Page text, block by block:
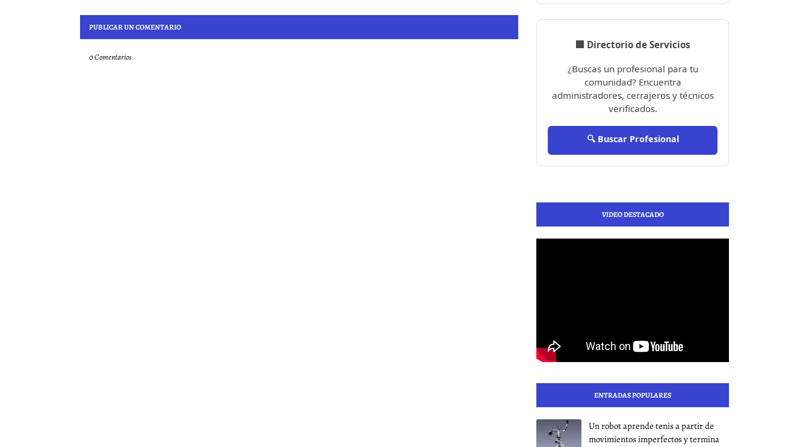
PUBLICAR UN COMENTARIO
0 Comentarios
🏢 Directorio de Servicios
¿Buscas un profesional para tu
comunidad? Encuentra
administradores, cerrajeros y técnicos
verificados.
🔍 Buscar Profesional
VIDEO DESTACADO
ENTRADAS POPULARES
Un robot aprende tenis a partir de
movimientos imperfectos y termina